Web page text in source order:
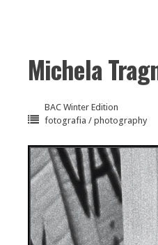
Michela
BAC Winter Edition
fotografia / photography